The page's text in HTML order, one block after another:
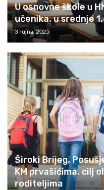
U osnovne škole u
učenika, u srednje
3 rujna, 2025
Široki Brijeg,
KM prvašićima, cilj
roditeljima